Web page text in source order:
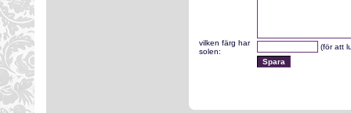
vilken färg har
solen:
(för att